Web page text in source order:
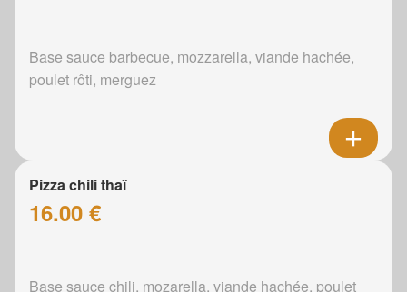
Base sauce barbecue, mozzarella, viande hachée,
poulet rôti, merguez
Pizza chili thaï
16.00 €
Base sauce chili, mozarella, viande hachée, poulet